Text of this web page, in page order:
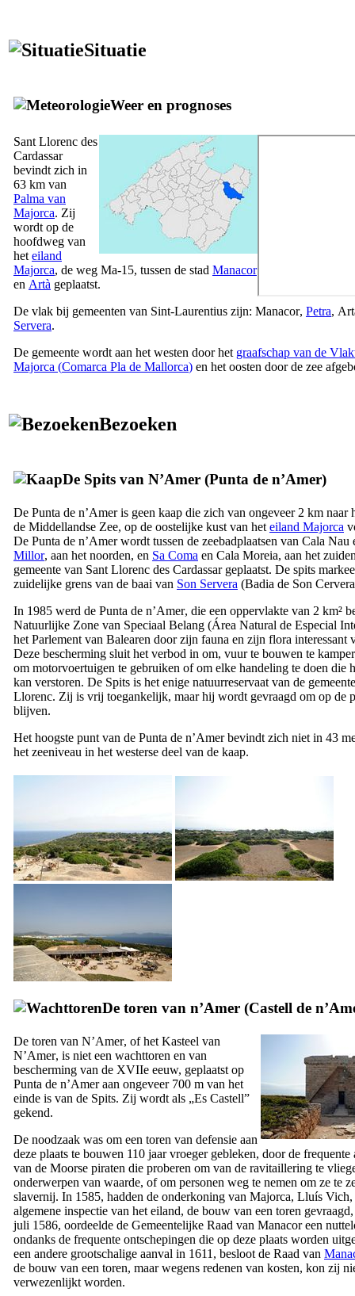
Situatie
Weer en prognoses
Sant Llorenc des
Cardassar
bevindt zich in
63 km van
Palma van
Majorca. Zij
wordt op de
hoofdweg van
het eiland
Majorca, de weg Ma-15, tussen de stad Manacor
en Artà geplaatst.
De vlak bij gemeenten van Sint-Laurentius zijn: Manacor, Petra,
Servera.
De gemeente wordt aan het westen door het graafschap van de
Majorca (Comarca Pla de Mallorca) en het oosten door de zee
Bezoeken
De Spits van N’Amer (Punta de n’Amer)
De Punta de n’Ameris geen kaap die zich van ongeveer 2 km naar
de Middellandse Zee, op de oostelijke kust van het eiland Majorca
De Punta de n’Amerwordt tussen de zeebadplaatsen van Cala Nau
Millor, aan het noorden, en Sa Coma en Cala Moreia, aan het
gemeente van Sant Llorenc des Cardassargeplaatst. De spits
zuidelijke grens van de baai van Son Servera (Badia de Son Cervera
In 1985 werd de Punta de n’Amer, die een oppervlakte van 2 km²
Natuurlijke Zone van Speciaal Belang (Área Natural de Especial
het Parlement van Balearen door zijn fauna en zijn flora interessant
Deze bescherming sluit het verbod in om, vuur te bouwen te
om motorvoertuigen te gebruiken of om elke handeling te doen die
kan verstoren. De Spits is het enige natuurreservaat van de
Llorenc. Zij is vrij toegankelijk, maar hij wordt gevraagd om op de
blijven.
Het hoogste punt van de Punta de n’Amerbevindt zich niet in 43
het zeeniveau in het westerse deel van de kaap.
De toren van n’Amer (Castell de
De toren van N’Amer, of het Kasteel van
N’Amer, is niet een wachttoren en van
bescherming van de XVIIe eeuw, geplaatst op
Punta de n’Ameraan ongeveer 700 m van het
einde is van de Spits. Zij wordt als „Es Castell”
gekend.
De noodzaak was om een toren van defensie aan
deze plaats te bouwen 110 jaar vroeger gebleken, door de frequente
van de Moorse piraten die proberen om van de ravitaillering te
onderwerpen van waarde, of om personen weg te nemen om ze te
slavernij. In 1585, hadden de onderkoning van Majorca, Lluís Vich
algemene inspectie van het eiland, de bouw van een toren
juli 1586, oordeelde de Gemeentelijke Raad van Manacoreen
ondanks de frequente ontschepingen die op deze plaats worden
een andere grootschalige aanval in 1611, besloot de Raad van
de bouw van een toren, maar wegens redenen van kosten, kon zij
verwezenlijkt worden.